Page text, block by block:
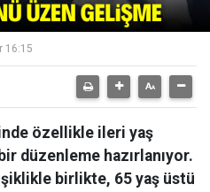
16:15
özellikle ileri yaş
düzenleme hazırlanıyor.
birlikte, 65 yaş üstü